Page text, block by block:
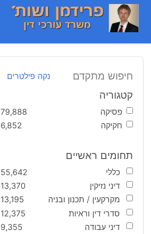
חיפוש מתקדם נקה פילטרים
קטגוריה
פסיקה
79,888
חקיקה
6,852
תחומים ראשיים
כללי
55,642
דיני נזיקין
13,370
מקרקעין / תכנון ובניה
13,195
סדרי דין וראיות
12,375
דיני עבודה
9,355